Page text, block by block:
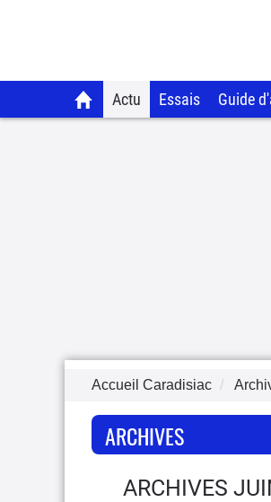
Actu Essais Guide
Accueil Caradisiac
ARCHIVES
ARCHIVES